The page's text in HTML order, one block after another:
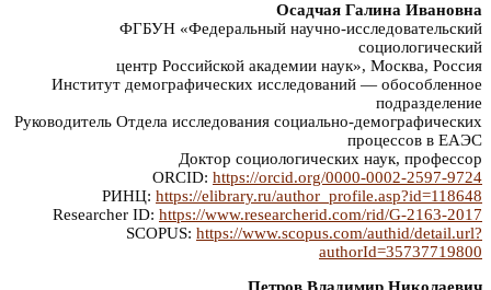
Осадчая Галина Ивановна
ФГБУН «Федеральный научно-исследовательский
социологический
центр Российской академии наук», Москва, Россия
Институт демографических исследований — обособленное
подразделение
Руководитель Отдела исследования социально-демографических
процессов в ЕАЭС
Доктор социологических наук, профессор
ORCID: https://orcid.org/0000-0002-2597-9724
РИНЦ: https://elibrary.ru/author_profile.asp?id=118648
Researcher ID: https://www.researcherid.com/rid/G-2163-2017
SCOPUS: https://www.scopus.com/authid/detail.url?
authorId=35737719800